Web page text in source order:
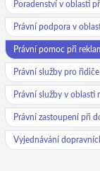
Poradenství v oblasti
Právní podpora v
Právní pomoc při
Právní služby pro
Právní služby v oblasti
Právní zastoupení při
Vyjednávání